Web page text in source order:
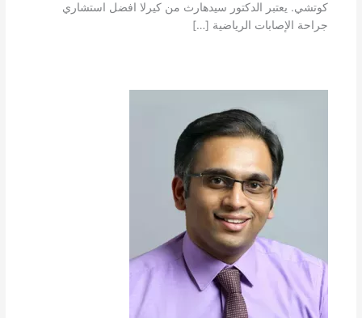
كوتشي. يعتبر الدكتور سيدهارث من كيرلا افضل استشاري
جراحة الإصابات الرياضية […]